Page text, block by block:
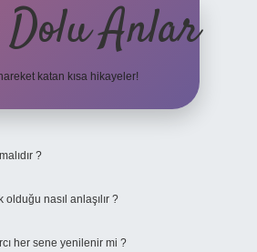
Anlar
katan kısa hikayeler!
?
olduğu nasıl anlaşılır ?
her sene yenilenir mi ?